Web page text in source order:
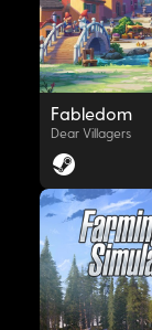
OYNAT
Fabledom
Dear Villagers